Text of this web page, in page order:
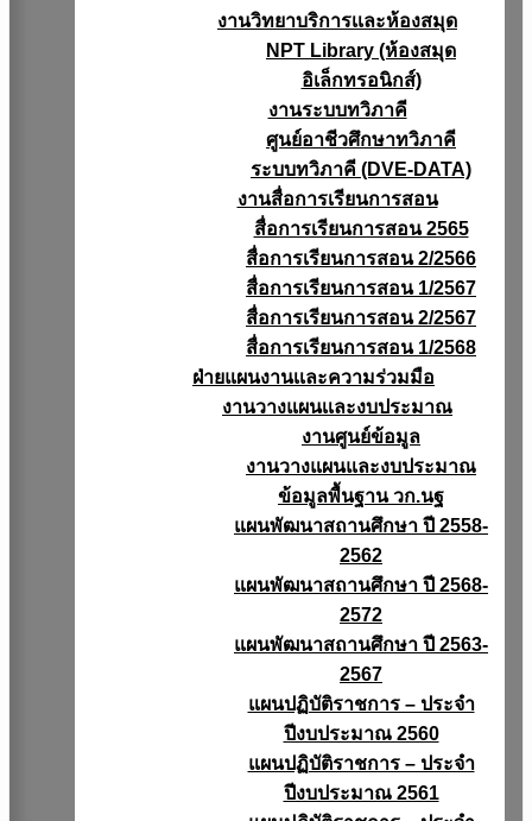
งานวิทยาบริการเเละห้องสมุด
NPT Library (ห้องสมุด
อิเล็กทรอนิกส์)
งานระบบทวิภาคี
ศูนย์อาชีวศึกษาทวิภาคี
ระบบทวิภาคี (DVE-DATA)
งานสื่อการเรียนการสอน
สื่อการเรียนการสอน 2565
สื่อการเรียนการสอน 2/2566
สื่อการเรียนการสอน 1/2567
สื่อการเรียนการสอน 2/2567
สื่อการเรียนการสอน 1/2568
ฝ่ายแผนงานเเละความร่วมมือ
งานวางแผนเเละงบประมาณ
งานศูนย์ข้อมูล
งานวางแผนและงบประมาณ
ข้อมูลพื้นฐาน วก.นฐ
แผนพัฒนาสถานศึกษา ปี 2558-
2562
แผนพัฒนาสถานศึกษา ปี 2568-
2572
แผนพัฒนาสถานศึกษา ปี 2563-
2567
แผนปฏิบัติราชการ – ประจำ
ปีงบประมาณ 2560
แผนปฏิบัติราชการ – ประจำ
ปีงบประมาณ 2561